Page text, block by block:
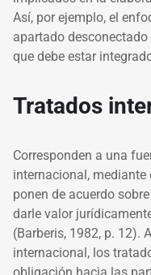
Así, por ejemplo, el
apartado
que debe estar
Tratados
Corresponden a una
internacional, mediante
ponen de acuerdo
darle valor
(Barberis, 1982, p. 12).
internacional, los